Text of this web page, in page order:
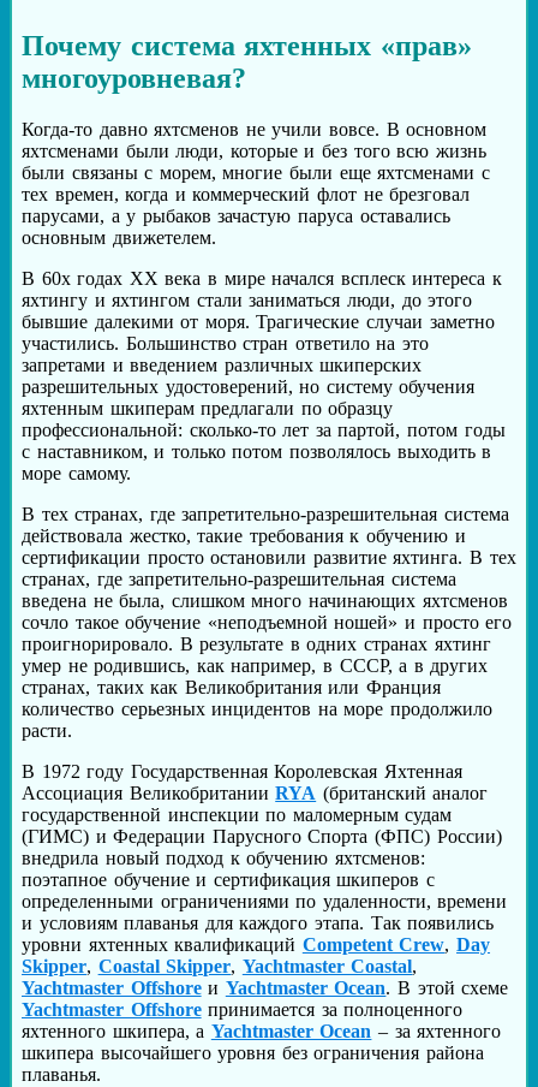
Почему система яхтенных «прав»
многоуровневая?
Когда-то давно яхтсменов не учили вовсе. В основном
яхтсменами были люди, которые и без того всю жизнь
были связаны с морем, многие были еще яхтсменами с
тех времен, когда и коммерческий флот не брезговал
парусами, а у рыбаков зачастую паруса оставались
основным движетелем.
В 60х годах XX века в мире начался всплеск интереса к
яхтингу и яхтингом стали заниматься люди, до этого
бывшие далекими от моря. Трагические случаи заметно
участились. Большинство стран ответило на это
запретами и введением различных шкиперских
разрешительных удостоверений, но систему обучения
яхтенным шкиперам предлагали по образцу
профессиональной: сколько-то лет за партой, потом годы
с наставником, и только потом позволялось выходить в
море самому.
В тех странах, где запретительно-разрешительная система
действовала жестко, такие требования к обучению и
сертификации просто остановили развитие яхтинга. В тех
странах, где запретительно-разрешительная система
введена не была, слишком много начинающих яхтсменов
сочло такое обучение «неподъемной ношей» и просто его
проигнорировало. В результате в одних странах яхтинг
умер не родившись, как например, в СССР, а в других
странах, таких как Великобритания или Франция
количество серьезных инцидентов на море продолжило
расти.
В 1972 году Государственная Королевская Яхтенная
Ассоциация ВеликобританииRYA (британский аналог
государственной инспекции по маломерным судам
(ГИМС) и Федерации Парусного Спорта (ФПС) России)
внедрила новый подход к обучению яхтсменов:
поэтапное обучение и сертификация шкиперов с
определенными ограничениями по удаленности, времени
и условиям плаванья для каждого этапа. Так появились
уровни яхтенных квалификаций Competent Crew,Day
Skipper, Coastal Skipper, Yachtmaster Coastal,
Yachtmaster Offshoreи Yachtmaster Ocean. В этой схеме
Yachtmaster Offshoreпринимается за полноценного
яхтенного шкипера, а Yachtmaster Ocean – за яхтенного
шкипера высочайшего уровня без ограничения района
плаванья.